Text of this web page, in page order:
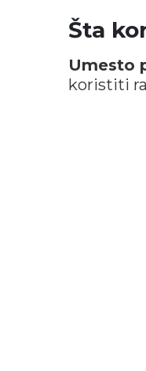
Šta
Umesto
koristiti